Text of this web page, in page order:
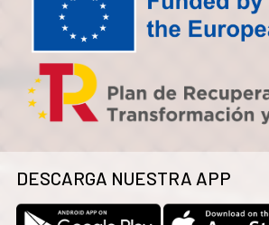
DESCARGA NUESTRA APP